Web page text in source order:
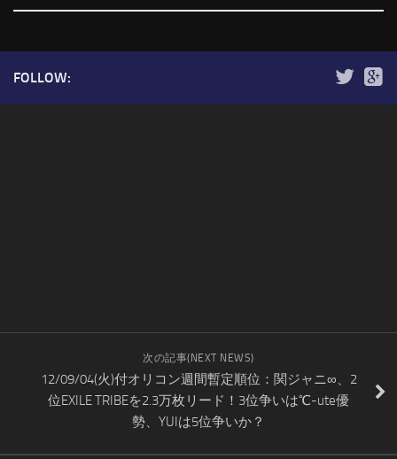
FOLLOW:
次の記事(NEXT NEWS)
12/09/04(火)付オリコン週間暫定順位：関ジャニ∞、2
位EXILE TRIBEを2.3万枚リード！3位争いは℃-ute優
勢、YUIは5位争いか？